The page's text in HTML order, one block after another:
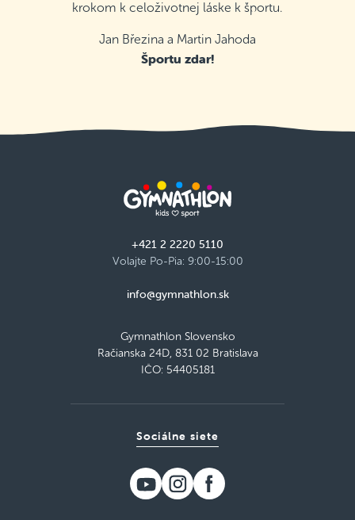
krokom k celoživotnej láske k športu.
Jan Březina a Martin Jahoda
Športu zdar!
+421 2 2220 5110
Volajte Po-Pia: 9:00-15:00
info@gymnathlon.sk
Gymnathlon Slovensko
Račianska 24D, 831 02 Bratislava
IČO: 54405181
Sociálne siete